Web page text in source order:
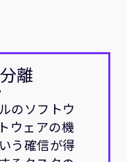
離
のソフトウ
ウェアの機
う確信が得